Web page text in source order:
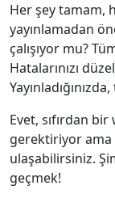
Her şey tamam,
yayınlamadan
çalışıyor mu?
Hatalarınızı
Evet, sıfırdan
gerektiriyor ama
ulaşabilirsiniz.
geçmek!